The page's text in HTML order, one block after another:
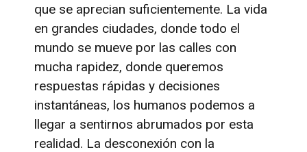
que se aprecian suficientemente. La vida
en grandes ciudades, donde todo el
mundo se mueve por las calles con
mucha rapidez, donde queremos
respuestas rápidas y decisiones
instantáneas, los humanos podemos a
llegar a sentirnos abrumados por esta
realidad. La desconexión con la